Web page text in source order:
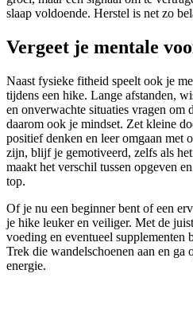
slaap voldoende. Herstel is net zo
Vergeet je mentale
Naast fysieke fitheid speelt ook je
tijdens een hike. Lange afstanden,
en onverwachte situaties vragen om
daarom ook je mindset. Zet kleine
positief denken en leer omgaan met
zijn, blijf je gemotiveerd, zelfs als
maakt het verschil tussen opgeven
top.
Of je nu een beginner bent of een
je hike leuker en veiliger. Met de
voeding en eventueel supplementen
Trek die wandelschoenen aan en ga
energie.